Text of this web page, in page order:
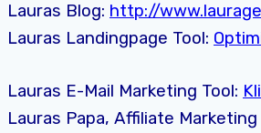
Lauras Blog: http://
Lauras Landingpage Tool:
Lauras E-Mail Marketing Tool:
Lauras Papa, Affiliate Marketing